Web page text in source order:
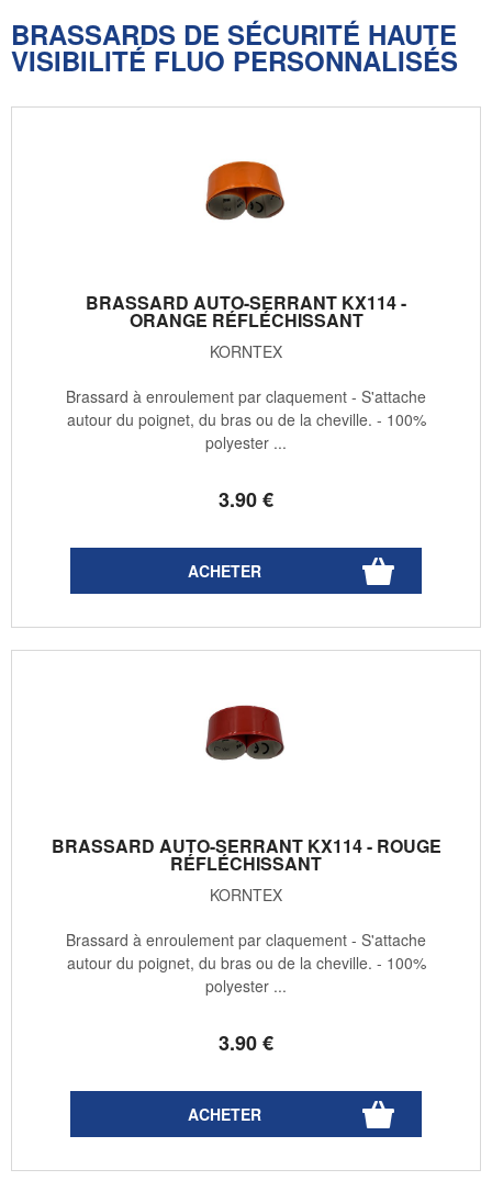
BRASSARDS DE SÉCURITÉ HAUTE
VISIBILITÉ FLUO PERSONNALISÉS
BRASSARD AUTO-SERRANT KX114 -
ORANGE RÉFLÉCHISSANT
KORNTEX
3.90€
Brassard à enroulement par claquement - S'attache
autour du poignet, du bras ou de la cheville. - 100%
polyester ...
BRASSARD AUTO-SERRANT KX114 - ROUGE
RÉFLÉCHISSANT
KORNTEX
3.90€
Brassard à enroulement par claquement - S'attache
autour du poignet, du bras ou de la cheville. - 100%
polyester ...